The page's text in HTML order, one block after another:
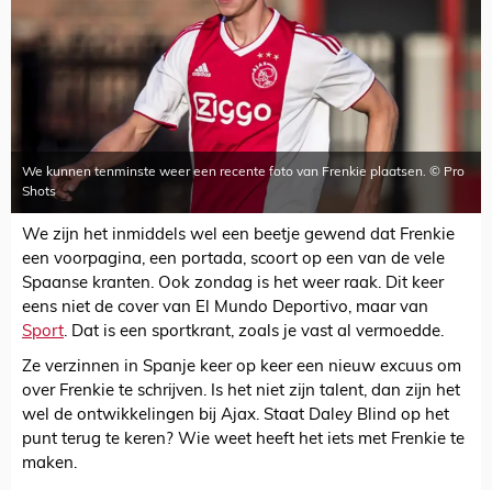
We kunnen tenminste weer een recente foto van Frenkie plaatsen. © Pro
Shots
We zijn het inmiddels wel een beetje gewend dat Frenkie
een voorpagina, een portada, scoort op een van de vele
Spaanse kranten. Ook zondag is het weer raak. Dit keer
eens niet de cover van El Mundo Deportivo, maar van
Sport. Dat is een sportkrant, zoals je vast al vermoedde.
Ze verzinnen in Spanje keer op keer een nieuw excuus om
over Frenkie te schrijven. Is het niet zijn talent, dan zijn het
wel de ontwikkelingen bij Ajax. Staat Daley Blind op het
punt terug te keren? Wie weet heeft het iets met Frenkie te
maken.